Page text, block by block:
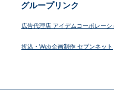
グループリンク
広告代理店 アイデムコーポレーシ
折込・Web企画制作 セブンネット